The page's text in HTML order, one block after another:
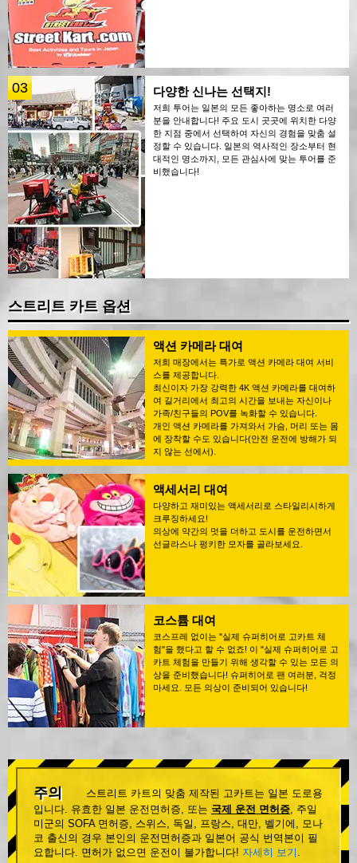
03 다양한 신나는 선택지!
저희 투어는 일본의 모든 좋아하는 명소로 여러
분을 안내합니다! 주요 도시 곳곳에 위치한 다양
한 지점 중에서 선택하여 자신의 경험을 맞춤 설
정할 수 있습니다. 일본의 역사적인 장소부터 현
대적인 명소까지, 모든 관심사에 맞는 투어를 준
비했습니다!
스트리트 카트 옵션
액션 카메라 대여
저희 매장에서는 특가로 액션 카메라 대여 서비
스를 제공합니다.
최신이자 가장 강력한 4K 액션 카메라를 대여하
여 길거리에서 최고의 시간을 보내는 자신이나
가족/친구들의 POV를 녹화할 수 있습니다.
개인 액션 카메라를 가져와서 가슴, 머리 또는 몸
에 장착할 수도 있습니다(안전 운전에 방해가 되
지 않는 선에서).
액세서리 대여
다양하고 재미있는 액세서리로 스타일리시하게
크루징하세요!
의상에 약간의 멋을 더하고 도시를 운전하면서
선글라스나 펑키한 모자를 골라보세요.
코스튬 대여
코스프레 없이는 "실제 슈퍼히어로 고카트 체
험"을 했다고 할 수 없죠! 이 "실제 슈퍼히어로 고
카트 체험을 만들기 위해 생각할 수 있는 모든 의
상을 준비했습니다! 슈퍼히어로 팬 여러분, 걱정
마세요. 모든 의상이 준비되어 있습니다!
주의
스트리트 카트의 맞춤 제작된 고카트는 일본 도로용
입니다. 유효한 일본 운전면허증, 또는 국제 운전 면허증 , 주일
미군의 SOFA 면허증, 스위스, 독일, 프랑스, 대만, 벨기에, 모나
코 출신의 경우 본인의 운전면허증과 일본어 공식 번역본이 필
요합니다. 면허가 없으면 운전이 불가합니다! 자세히 보기